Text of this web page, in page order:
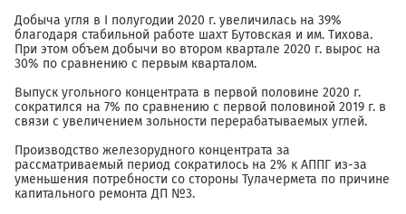
Добыча угля в I полугодии 2020 г. увеличилась на 39%
благодаря стабильной работе шахт Бутовская и им. Тихова.
При этом объем добычи во втором квартале 2020 г. вырос на
30% по сравнению с первым кварталом.
Выпуск угольного концентрата в первой половине 2020 г.
сократился на 7% по сравнению с первой половиной 2019 г. в
связи с увеличением зольности перерабатываемых углей.
Производство железорудного концентрата за
рассматриваемый период сократилось на 2% к АППГ из-за
уменьшения потребности со стороны Тулачермета по причине
капитального ремонта ДП №3.